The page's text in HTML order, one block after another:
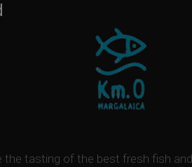
tasting of the best fresh fish